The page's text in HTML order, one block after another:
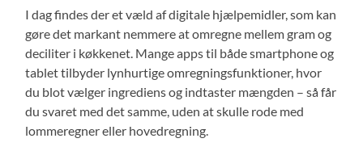
I dag findes der et væld af digitale hjælpemidler, som kan
gøre det markant nemmere at omregne mellem gram og
deciliter i køkkenet. Mange apps til både smartphone og
tablet tilbyder lynhurtige omregningsfunktioner, hvor
du blot vælger ingrediens og indtaster mængden – så får
du svaret med det samme, uden at skulle rode med
lommeregner eller hovedregning.